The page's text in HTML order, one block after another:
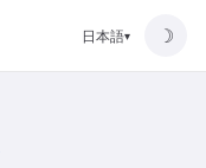
日本語▾ ☽